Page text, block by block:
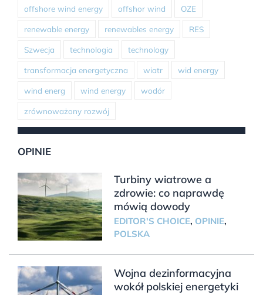
offshore wind energy offshor wind OZE
renewable energy renewables energy RES
Szwecja technologia technology
transformacja energetyczna wiatr wid energy
wind energ wind energy wodór
zrównoważony rozwój
OPINIE
Turbiny wiatrowe a
zdrowie: co naprawdę
mówią dowody
EDITOR'S CHOICE, OPINIE,
POLSKA
Wojna dezinformacyjna
wokół polskiej energetyki